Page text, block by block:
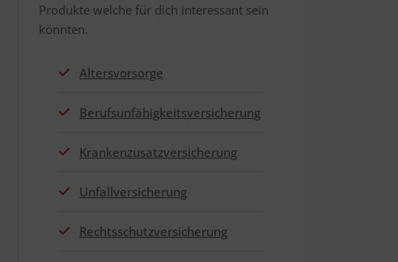
Pro­duk­te wel­che für dich inter­es­sant sein
könnten.
Alters­vor­sor­ge
Berufs­un­fä­hig­keits­ver­si­che­rung
Kran­ken­zu­satz­ver­si­che­rung
Unfall­ver­si­che­rung
Rechts­schutz­ver­si­che­rung